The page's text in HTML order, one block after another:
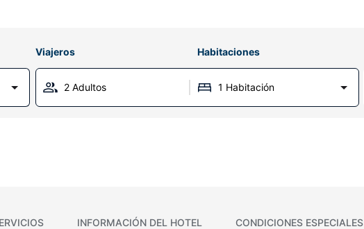
Viajeros Habitaciones
2 Adultos 1 Habitación
INFORMACIÓN DEL HOTEL CONDICIONES ESPECIALES